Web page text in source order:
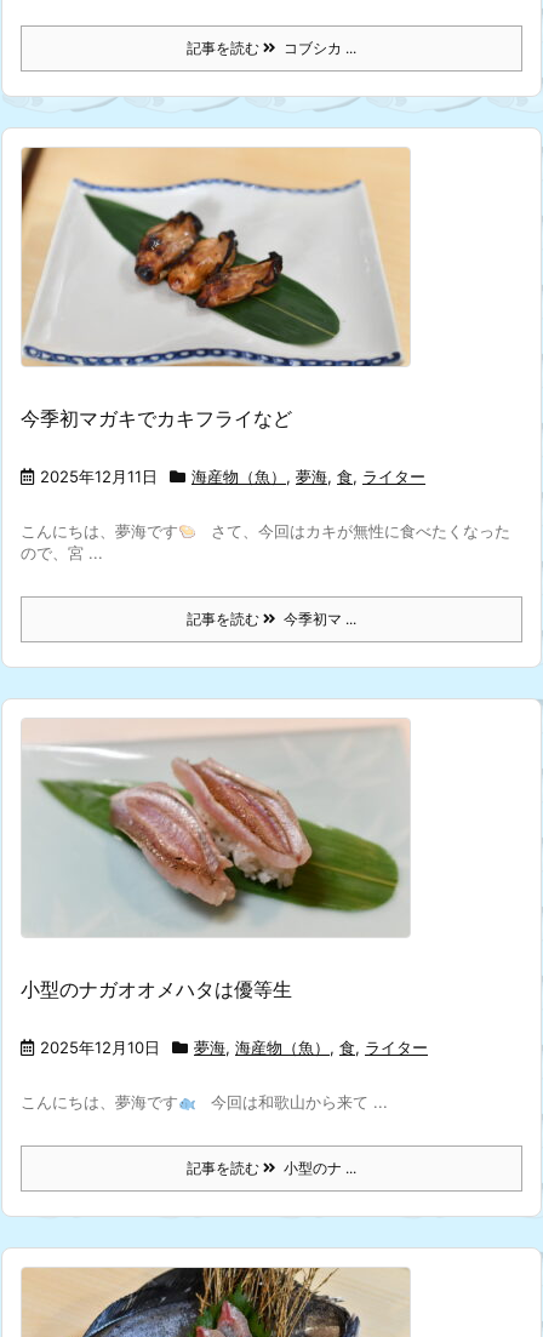
記事を読む コブシカ ...
今季初マガキでカキフライなど
2025年12月11日 海産物（魚） , 夢海, 食, ライター
こんにちは、夢海です
さて、今回はカキが無性に食べたくなった
ので、宮 ...
記事を読む 今季初マ ...
小型のナガオオメハタは優等生
2025年12月10日 夢海, 海産物（魚） , 食, ライター
こんにちは、夢海です 今回は和歌山から来て ...
記事を読む 小型のナ ...